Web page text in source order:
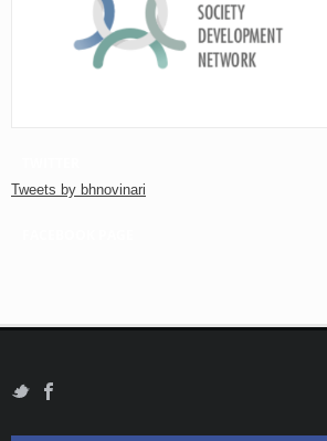
Tweets by bhnovinari